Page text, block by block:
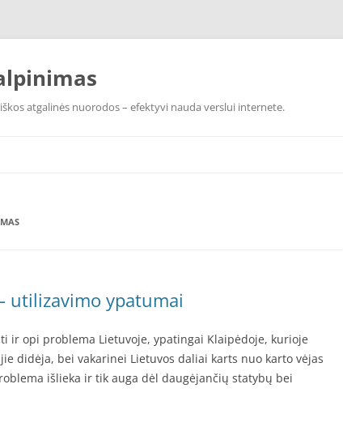
atgalinės nuorodos – efektyvi nauda verslui internete.
utilizavimo ypatumai
ir opi problema Lietuvoje, ypatingai Klaipėdoje, kurioje
didėja, bei vakarinei Lietuvos daliai karts nuo karto vėjas
išlieka ir tik auga dėl daugėjančių statybų bei